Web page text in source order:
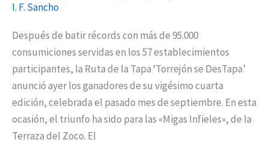
I. F. Sancho
Después de batir récords con más de 95.000
consumiciones servidas en los 57 establecimientos
participantes, la Ruta de la Tapa ‘Torrejón se DesTapa’
anunció ayer los ganadores de su vigésimo cuarta
edición, celebrada el pasado mes de septiembre. En esta
ocasión, el triunfo ha sido para las «Migas Infieles», de la
Terraza del Zoco. El
de